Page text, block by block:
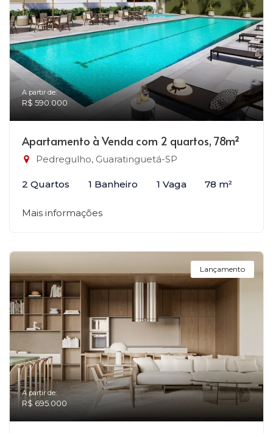
A partir de:
R$ 590.000
Apartamento à Venda com 2 quartos, 78m²
Pedregulho, Guaratinguetá-SP
2 Quartos 1 Banheiro 1 Vaga 78 m²
Mais informações
Lançamento
A partir de:
R$ 695.000